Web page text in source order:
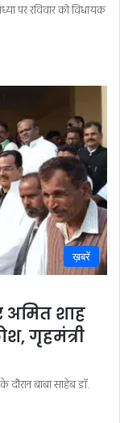
पर रविवार को विधायक
ख़बरें
अमित शाह
गृहमंत्री
दौरान बाबा साहेब डॉ.